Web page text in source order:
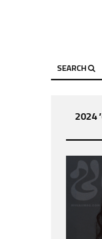
SEARCH
ضيوف غلاف عدد ‘الذبذبات’ 2024